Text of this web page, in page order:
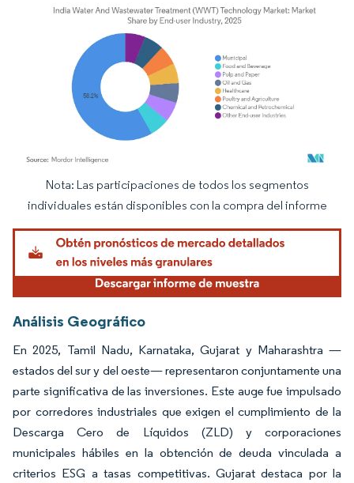
Imagen © Mordor Intelligence. El uso requiere atribución según CC BY 4.0.
Nota: Las participaciones de todos los segmentos
individuales están disponibles con la compra del informe
Análisis Geográfico
En 2025, Tamil Nadu, Karnataka, Gujarat y Maharashtra —
estados del sur y del oeste— representaron conjuntamente una
parte significativa de las inversiones. Este auge fue impulsado
por corredores industriales que exigen el cumplimiento de la
Descarga Cero de Líquidos (ZLD) y corporaciones
municipales hábiles en la obtención de deuda vinculada a
criterios ESG a tasas competitivas. Gujarat destaca por la